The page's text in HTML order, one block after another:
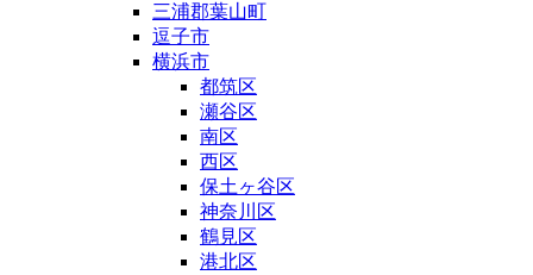
三浦郡葉山町
逗子市
横浜市
都筑区
瀬谷区
南区
西区
保土ヶ谷区
神奈川区
鶴見区
港北区